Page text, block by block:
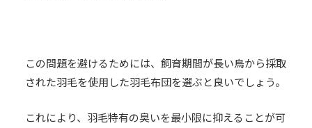
この問題を避けるためには、飼育期間が長い鳥から採取
された羽毛を使用した羽毛布団を選ぶと良いでしょう。
これにより、羽毛特有の臭いを最小限に抑えることが可